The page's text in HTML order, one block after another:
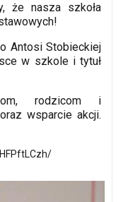
że nasza szkoła
Antosi Stobieckiej
w szkole i tytuł
rodzicom i
wsparcie akcji.